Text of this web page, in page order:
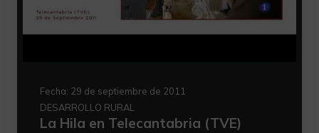
Fecha: 29 de septiembre de 2011
DESARROLLO RURAL
La Hila en Telecantabria (TVE)